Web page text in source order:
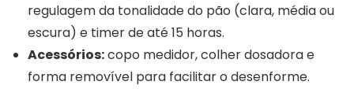
regulagem da tonalidade do pão (clara, média ou
escura) e timer de até 15 horas.
Acessórios:copo medidor, colher dosadora e
forma removível para facilitar o desenforme.